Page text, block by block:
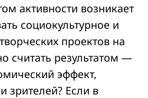
активности возникает
социокультурное и
проектов на
считать результатом —
эффект,
зрителей? Если в